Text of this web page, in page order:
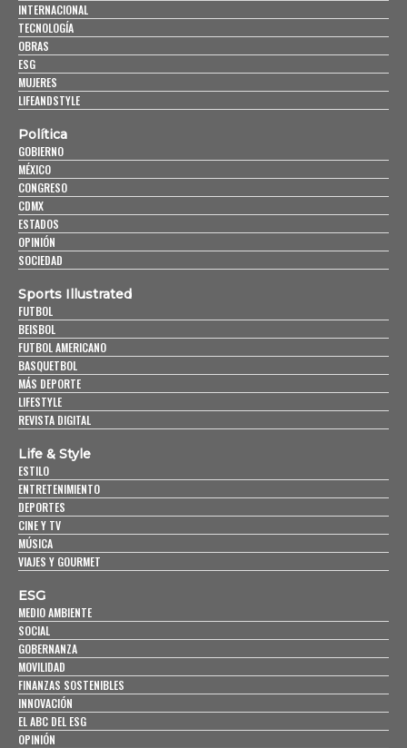
INTERNACIONAL
TECNOLOGÍA
OBRAS
ESG
MUJERES
LIFEANDSTYLE
Política
GOBIERNO
MÉXICO
CONGRESO
CDMX
ESTADOS
OPINIÓN
SOCIEDAD
Sports Illustrated
FUTBOL
BEISBOL
FUTBOL AMERICANO
BASQUETBOL
MÁS DEPORTE
LIFESTYLE
REVISTA DIGITAL
Life & Style
ESTILO
ENTRETENIMIENTO
DEPORTES
CINE Y TV
MÚSICA
VIAJES Y GOURMET
ESG
MEDIO AMBIENTE
SOCIAL
GOBERNANZA
MOVILIDAD
FINANZAS SOSTENIBLES
INNOVACIÓN
EL ABC DEL ESG
OPINIÓN